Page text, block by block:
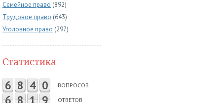
Семейное право (892)
Трудовое право (643)
Уголовное право (297)
Статистика
6 8 4 0 ВОПРОСОВ
6 8 1 9 ОТВЕТОВ